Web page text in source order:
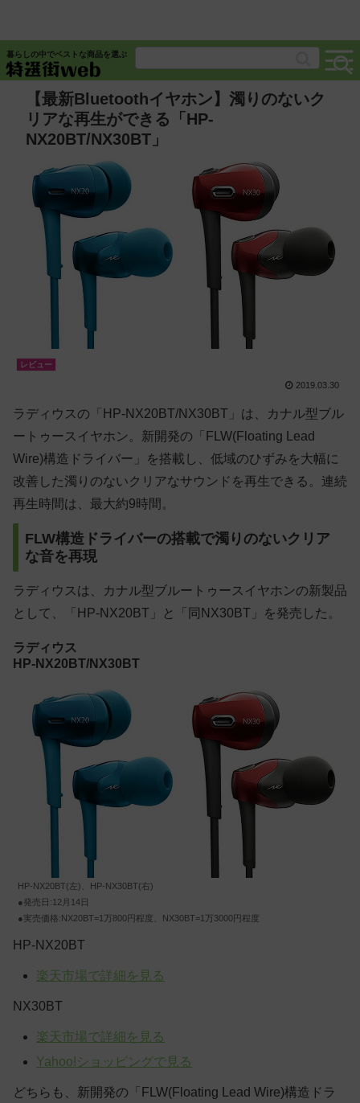
暮らしの中でベストな商品を選ぶ
【最新Bluetoothイヤホン】濁りのないク
リアな再生ができる「HP-
NX20BT/NX30BT」
レビュー
2019.03.30
ラディウスの「HP-NX20BT/NX30BT」は、カナル型ブル
ートゥースイヤホン。新開発の「FLW(Floating Lead
Wire)構造ドライバー」を搭載し、低域のひずみを大幅に
改善した濁りのないクリアなサウンドを再生できる。連続
再生時間は、最大約9時間。
FLW構造ドライバーの搭載で濁りのないクリア
な音を再現
ラディウスは、カナル型ブルートゥースイヤホンの新製品
として、「HP-NX20BT」と「同NX30BT」を発売した。
ラディウス
HP-NX20BT/NX30BT
HP-NX20BT(左)、HP-NX30BT(右)
●発売日:12月14日
●実売価格:NX20BT=1万800円程度、NX30BT=1万3000円程度
HP-NX20BT
楽天市場で詳細を見る
NX30BT
楽天市場で詳細を見る
Yahoo!ショッピングで見る
どちらも、新開発の「FLW(Floating Lead Wire)構造ドラ